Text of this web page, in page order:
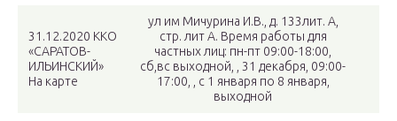
31.12.2020 ККО
«САРАТОВ-
ИЛЬИНСКИЙ»
На карте
ул им Мичурина И.В., д. 133лит. А,
стр. лит А. Время работы для
частных лиц: пн-пт 09:00-18:00,
сб,вс выходной, , 31 декабря, 09:00-
17:00, , с 1 января по 8 января,
выходной